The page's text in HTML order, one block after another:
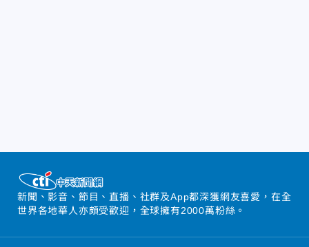
新聞、影音、節目、直播、社群及App都深獲網友喜愛，在全
世界各地華人亦頗受歡迎，全球擁有2000萬粉絲。